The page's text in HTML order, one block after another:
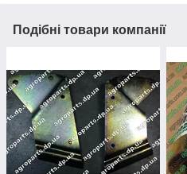
Подібні товари компанії